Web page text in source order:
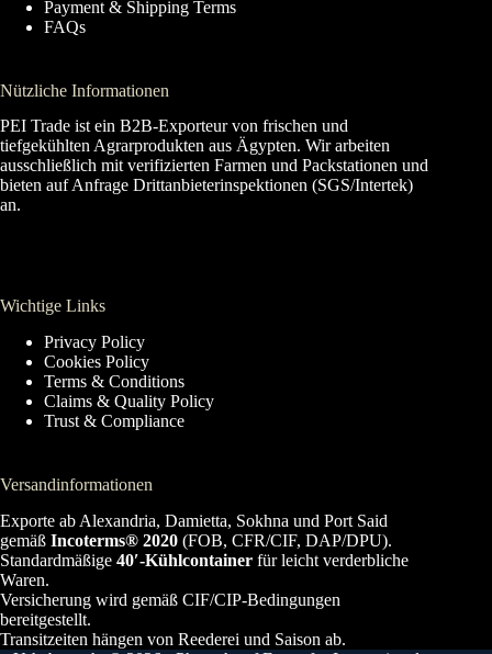
Payment & Shipping Terms
FAQs
Nützliche Informationen
PEI Trade ist ein B2B-Exporteur von frischen und
tiefgekühlten Agrarprodukten aus Ägypten. Wir arbeiten
ausschließlich mit verifizierten Farmen und Packstationen und
bieten auf Anfrage Drittanbieterinspektionen (SGS/Intertek)
an.
Wichtige Links
Privacy Policy
Cookies Policy
Terms & Conditions
Claims & Quality Policy
Trust & Compliance
Versandinformationen
Exporte ab Alexandria, Damietta, Sokhna und Port Said
gemäß Incoterms® 2020 (FOB, CFR/CIF, DAP/DPU).
Standardmäßige 40′-Kühlcontainer für leicht verderbliche
Waren.
Versicherung wird gemäß CIF/CIP-Bedingungen
bereitgestellt.
Transitzeiten hängen von Reederei und Saison ab.